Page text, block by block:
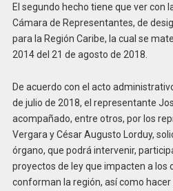
El segundo hecho tiene que ver con
Cámara de Representantes, de
para la Región Caribe, la cual se
2014 del 21 de agosto de 2018.
De acuerdo con el acto
de julio de 2018, el representante
acompañado, entre otros, por los
Vergara y César Augusto Lorduy,
órgano, que podrá intervenir,
proyectos de ley que impacten a los
conforman la región, así como